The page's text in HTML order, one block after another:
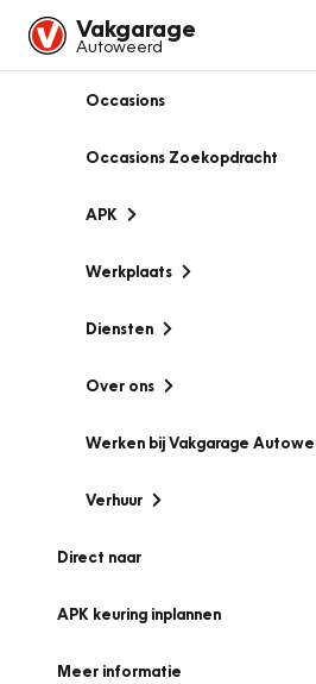
Vakgarage
Autoweerd
Occasions
Occasions Zoekopdracht
APK
Werkplaats
Diensten
Over ons
Werken bij Vakgarage
Verhuur
Direct naar
APK keuring inplannen
Meer informatie